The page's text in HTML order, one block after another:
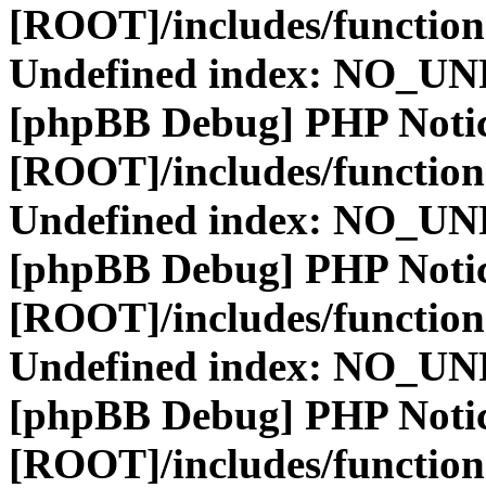
[ROOT]/includes/
Undefined index:
[phpBB Debug] PHP
[ROOT]/includes/
Undefined index:
[phpBB Debug] PHP
[ROOT]/includes/
Undefined index:
[phpBB Debug] PHP
[ROOT]/includes/